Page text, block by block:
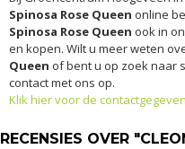
Spinosa Rose Queen online
Spinosa Rose Queen ook in
en kopen. Wilt u meer weten
Queen of bent u op zoek naar
contact met ons op.
Klik hier voor de
RECENSIES OVER